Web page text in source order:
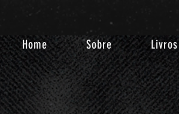
Home Sobre Livros